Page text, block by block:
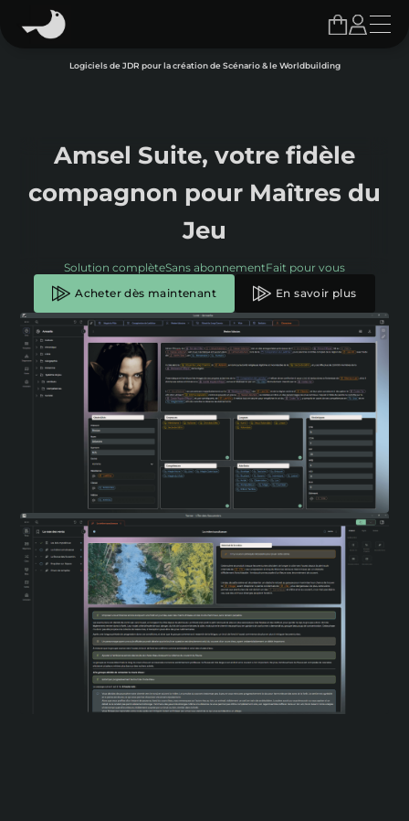
Logiciels de JDR pour la création de Scénario & le Worldbuilding
Amsel Suite, votre fidèle
compagnon pour Maîtres du
Jeu
Solution complèteSans abonnementFait pour vous
Acheter dès maintenant
En savoir plus